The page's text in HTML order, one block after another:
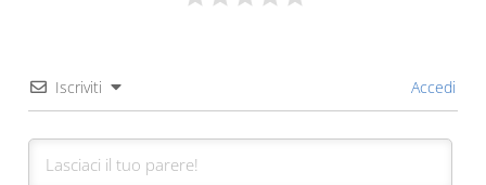
Iscriviti Accedi